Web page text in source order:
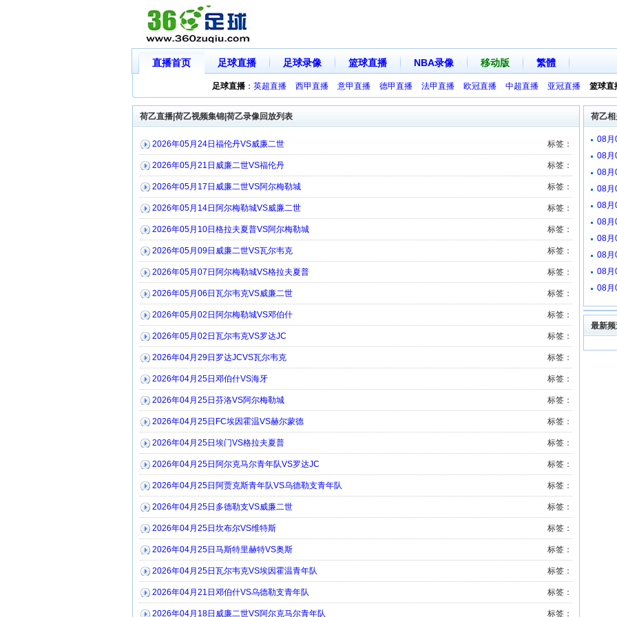
直播首页 足球直播 足球录像 篮球直播 NBA录像 移动版 繁體
足球直播： 英超直播 西甲直播 意甲直播 德甲直播 法甲直播 欧冠直播 中超直播 亚冠直播 篮球直
荷乙直播|荷乙视频集锦|荷乙录像回放列表
标签：
2026年05月24日福伦丹VS威廉二世
标签：
2026年05月21日威廉二世VS福伦丹
标签：
2026年05月17日威廉二世VS阿尔梅勒城
标签：
2026年05月14日阿尔梅勒城VS威廉二世
标签：
2026年05月10日格拉夫夏普VS阿尔梅勒城
标签：
2026年05月09日威廉二世VS瓦尔韦克
标签：
2026年05月07日阿尔梅勒城VS格拉夫夏普
标签：
2026年05月06日瓦尔韦克VS威廉二世
标签：
2026年05月02日阿尔梅勒城VS邓伯什
标签：
2026年05月02日瓦尔韦克VS罗达JC
标签：
2026年04月29日罗达JCVS瓦尔韦克
标签：
2026年04月25日邓伯什VS海牙
标签：
2026年04月25日芬洛VS阿尔梅勒城
标签：
2026年04月25日FC埃因霍温VS赫尔蒙德
标签：
2026年04月25日埃门VS格拉夫夏普
标签：
2026年04月25日阿尔克马尔青年队VS罗达JC
标签：
2026年04月25日阿贾克斯青年队VS乌德勒支青年队
标签：
2026年04月25日多德勒支VS威廉二世
标签：
2026年04月25日坎布尔VS维特斯
标签：
2026年04月25日马斯特里赫特VS奥斯
标签：
2026年04月25日瓦尔韦克VS埃因霍温青年队
标签：
2026年04月21日邓伯什VS乌德勒支青年队
标签：
2026年04月18日威廉二世VS阿尔克马尔青年队
荷乙
08月
08月
08月
08月
08月
08月
08月
08月
08月
08月
最新